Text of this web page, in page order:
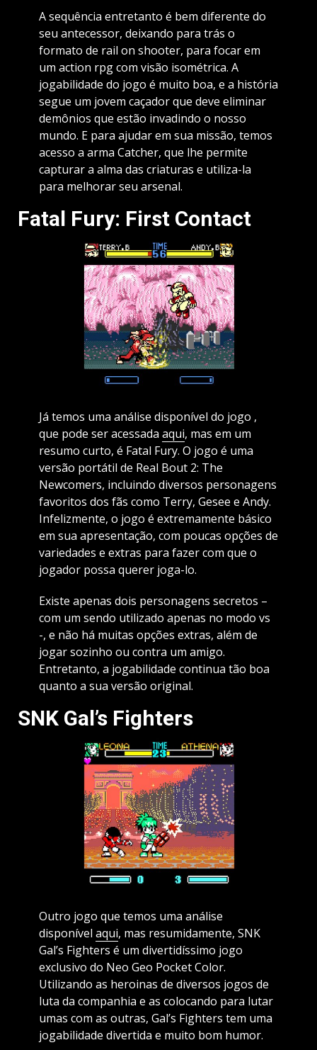
A sequência entretanto é bem diferente do
seu antecessor, deixando para trás o
formato de rail on shooter, para focar em
um action rpg com visão isométrica. A
jogabilidade do jogo é muito boa, e a história
segue um jovem caçador que deve eliminar
demônios que estão invadindo o nosso
mundo. E para ajudar em sua missão, temos
acesso a arma Catcher, que lhe permite
capturar a alma das criaturas e utiliza-la
para melhorar seu arsenal.
Fatal Fury: First Contact
Já temos uma análise disponível do jogo ,
que pode ser acessada aqui, mas em um
resumo curto, é Fatal Fury. O jogo é uma
versão portátil de Real Bout 2: The
Newcomers, incluindo diversos personagens
favoritos dos fãs como Terry, Gesee e Andy.
Infelizmente, o jogo é extremamente básico
em sua apresentação, com poucas opções de
variedades e extras para fazer com que o
jogador possa querer joga-lo.
Existe apenas dois personagens secretos –
com um sendo utilizado apenas no modo vs
-, e não há muitas opções extras, além de
jogar sozinho ou contra um amigo.
Entretanto, a jogabilidade continua tão boa
quanto a sua versão original.
SNK Gal’s Fighters
Outro jogo que temos uma análise
disponível aqui, mas resumidamente, SNK
Gal’s Fighters é um divertidíssimo jogo
exclusivo do Neo Geo Pocket Color.
Utilizando as heroinas de diversos jogos de
luta da companhia e as colocando para lutar
umas com as outras, Gal’s Fighters tem uma
jogabilidade divertida e muito bom humor.